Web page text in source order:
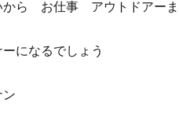
ら お仕事 アウトドアー
になるでしょう